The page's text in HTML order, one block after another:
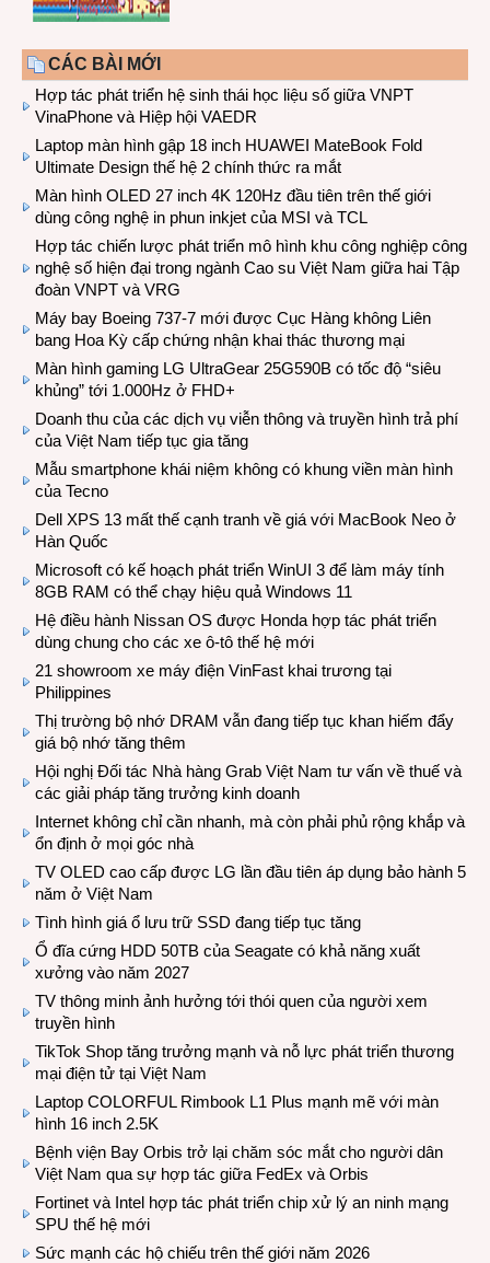
CÁC BÀI MỚI
Hợp tác phát triển hệ sinh thái học liệu số giữa VNPT
VinaPhone và Hiệp hội VAEDR
Laptop màn hình gập 18 inch HUAWEI MateBook Fold
Ultimate Design thế hệ 2 chính thức ra mắt
Màn hình OLED 27 inch 4K 120Hz đầu tiên trên thế giới
dùng công nghệ in phun inkjet của MSI và TCL
Hợp tác chiến lược phát triển mô hình khu công nghiệp công
nghệ số hiện đại trong ngành Cao su Việt Nam giữa hai Tập
đoàn VNPT và VRG
Máy bay Boeing 737-7 mới được Cục Hàng không Liên
bang Hoa Kỳ cấp chứng nhận khai thác thương mại
Màn hình gaming LG UltraGear 25G590B có tốc độ “siêu
khủng” tới 1.000Hz ở FHD+
Doanh thu của các dịch vụ viễn thông và truyền hình trả phí
của Việt Nam tiếp tục gia tăng
Mẫu smartphone khái niệm không có khung viền màn hình
của Tecno
Dell XPS 13 mất thế cạnh tranh về giá với MacBook Neo ở
Hàn Quốc
Microsoft có kế hoạch phát triển WinUI 3 để làm máy tính
8GB RAM có thể chạy hiệu quả Windows 11
Hệ điều hành Nissan OS được Honda hợp tác phát triển
dùng chung cho các xe ô-tô thế hệ mới
21 showroom xe máy điện VinFast khai trương tại
Philippines
Thị trường bộ nhớ DRAM vẫn đang tiếp tục khan hiếm đẩy
giá bộ nhớ tăng thêm
Hội nghị Đối tác Nhà hàng Grab Việt Nam tư vấn về thuế và
các giải pháp tăng trưởng kinh doanh
Internet không chỉ cần nhanh, mà còn phải phủ rộng khắp và
ổn định ở mọi góc nhà
TV OLED cao cấp được LG lần đầu tiên áp dụng bảo hành 5
năm ở Việt Nam
Tình hình giá ổ lưu trữ SSD đang tiếp tục tăng
Ổ đĩa cứng HDD 50TB của Seagate có khả năng xuất
xưởng vào năm 2027
TV thông minh ảnh hưởng tới thói quen của người xem
truyền hình
TikTok Shop tăng trưởng mạnh và nỗ lực phát triển thương
mại điện tử tại Việt Nam
Laptop COLORFUL Rimbook L1 Plus mạnh mẽ với màn
hình 16 inch 2.5K
Bệnh viện Bay Orbis trở lại chăm sóc mắt cho người dân
Việt Nam qua sự hợp tác giữa FedEx và Orbis
Fortinet và Intel hợp tác phát triển chip xử lý an ninh mạng
SPU thế hệ mới
Sức mạnh các hộ chiếu trên thế giới năm 2026